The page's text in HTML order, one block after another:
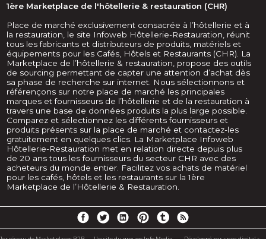
1ère Marketplace de l'hôtellerie & restauration (CHR)
Place de marché exclusivement consacrée à l’hôtellerie et à
la restauration, le site Infoweb Hôtellerie-Restauration, réunit
tous les fabricants et distributeurs de produits, matériels et
équipements pour les Cafés, Hôtels et Restaurants (CHR). La
Marketplace de l’hôtellerie & restauration, propose des outils
de sourcing permettant de capter une attention d’achat dès
sa phase de recherche sur internet. Nous sélectionnons et
référençons sur notre place de marché les principales
marques et fournisseurs de l’hôtellerie et de la restauration à
travers une base de données produits la plus large possible.
Comparez et sélectionnez les différents fournisseurs et
produits présents sur la place de marché et contactez-les
gratuitement en quelques clics. La Marketplace Infoweb
Hôtellerie-Restauration met en relation directe depuis plus
de 20 ans tous les fournisseurs du secteur CHR avec des
acheteurs du monde entier. Facilitez vos achats de matériel
pour les cafés, hôtels et les restaurants sur la 1ère
Marketplace de l’Hôtellerie & Restauration.